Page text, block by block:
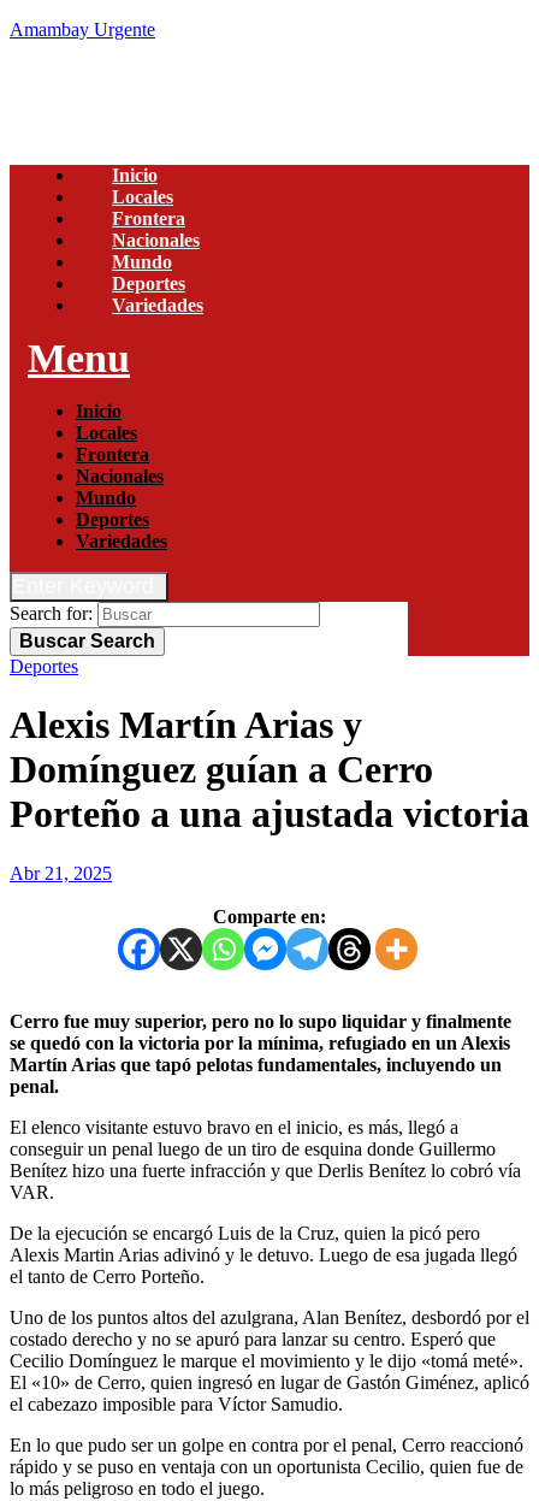
Amambay Urgente
Inicio
Locales
Frontera
Nacionales
Mundo
Deportes
Variedades
Menu
Inicio
Locales
Frontera
Nacionales
Mundo
Deportes
Variedades
Search for:
Buscar Search
Deportes
Alexis Martín Arias y
Domínguez guían a Cerro
Porteño a una ajustada victoria
Abr 21, 2025
Comparte en:
Cerro fue muy superior, pero no lo supo liquidar y finalmente
se quedó con la victoria por la mínima, refugiado en un Alexis
Martín Arias que tapó pelotas fundamentales, incluyendo un
penal.
El elenco visitante estuvo bravo en el inicio, es más, llegó a
conseguir un penal luego de un tiro de esquina donde Guillermo
Benítez hizo una fuerte infracción y que Derlis Benítez lo cobró vía
VAR.
De la ejecución se encargó Luis de la Cruz, quien la picó pero
Alexis Martin Arias adivinó y le detuvo. Luego de esa jugada llegó
el tanto de Cerro Porteño.
Uno de los puntos altos del azulgrana, Alan Benítez, desbordó por el
costado derecho y no se apuró para lanzar su centro. Esperó que
Cecilio Domínguez le marque el movimiento y le dijo «tomá meté».
El «10» de Cerro, quien ingresó en lugar de Gastón Giménez, aplicó
el cabezazo imposible para Víctor Samudio.
En lo que pudo ser un golpe en contra por el penal, Cerro reaccionó
rápido y se puso en ventaja con un oportunista Cecilio, quien fue de
lo más peligroso en todo el juego.